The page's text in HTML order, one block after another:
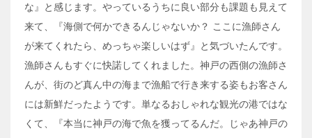
な』と感じます。やっているうちに良い部分も課題も見えて
来て、『海側で何かできるんじゃないか？ ここに漁師さん
が来てくれたら、めっちゃ楽しいはず』と気づいたんです。
漁師さんもすぐに快諾してくれました。神戸の西側の漁師さ
んが、街のど真ん中の海まで漁船で行き来する姿もお客さん
には新鮮だったようです。単なるおしゃれな観光の港ではな
くて、『本当に神戸の海で魚を獲ってるんだ。じゃあ神戸の